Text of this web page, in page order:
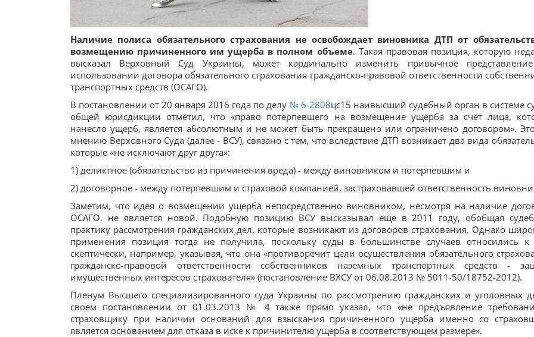
Наличие полиса обязательного страхования не освобождает виновника ДТП от
возмещению причиненного им ущерба в полном объеме. Такая правовая позиция, которую
высказал Верховный Суд Украины, может кардинально изменить привычное
использовании договора обязательного страхования гражданско-правовой ответственности
транспортных средств (ОСАГО).
В постановлении от 20 января 2016 года по делу № 6-2808цс15 наивысший судебный орган в системе
общей юрисдикции отметил, что «право потерпевшего на возмещение ущерба за счет лица,
нанесло ущерб, является абсолютным и не может быть прекращено или ограничено договором».
мнению Верховного Суда (далее - ВСУ), связано с тем, что вследствие ДТП возникает два вида
которые «не исключают друг друга»:
1) деликтное (обязательство из причинения вреда) - между виновником и потерпевшим и
2) договорное - между потерпевшим и страховой компанией, застраховавшей ответственность
Заметим, что идея о возмещении ущерба непосредственно виновником, несмотря на наличие
ОСАГО, не является новой. Подобную позицию ВСУ высказывал еще в 2011 году, обобщая
практику рассмотрения гражданских дел, которые возникают из договоров страхования. Однако
применения позиция тогда не получила, поскольку суды в большинстве случаев относились к
скептически, например, указывая, что она «противоречит цели осуществления обязательного
гражданско-правовой ответственности собственников наземных транспортных средств -
имущественных интересов страхователя» (постановление ВХСУ от 06.08.2013 № 5011-50/18752-2012).
Пленум Высшего специализированного суда Украины по рассмотрению гражданских и уголовных
своем постановлении от 01.03.2013 № 4 также прямо указал, что «не предъявление
страховщику при наличии оснований для взыскания причиненного ущерба именно со
является основанием для отказа в иске к причинителю ущерба в соответствующем размере».